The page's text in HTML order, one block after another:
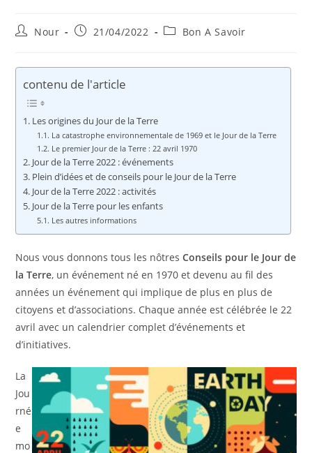
Auteur/autrice
publication :
Nour
Publication
21/04/2022
PostBon A Savoir
contenu de l'article
Les origines du Jour de la Terre
La catastrophe environnementale de 1969 et le Jour de la Terre
Le premier Jour de la Terre : 22 avril 1970
Jour de la Terre 2022 : événements
Plein d’idées et de conseils pour le Jour de la Terre
Jour de la Terre 2022 : activités
Jour de la Terre pour les enfants
Les autres informations
Nous vous donnons tous les nôtresConseils pour le Jour de
la Terre, un événement né en 1970 et devenu au fil des
années un événement qui implique de plus en plus de
citoyens et d’associations. Chaque année est célébrée le 22
avril avec un calendrier complet d’événements et
d’initiatives.
La
Jou
rné
e
mo